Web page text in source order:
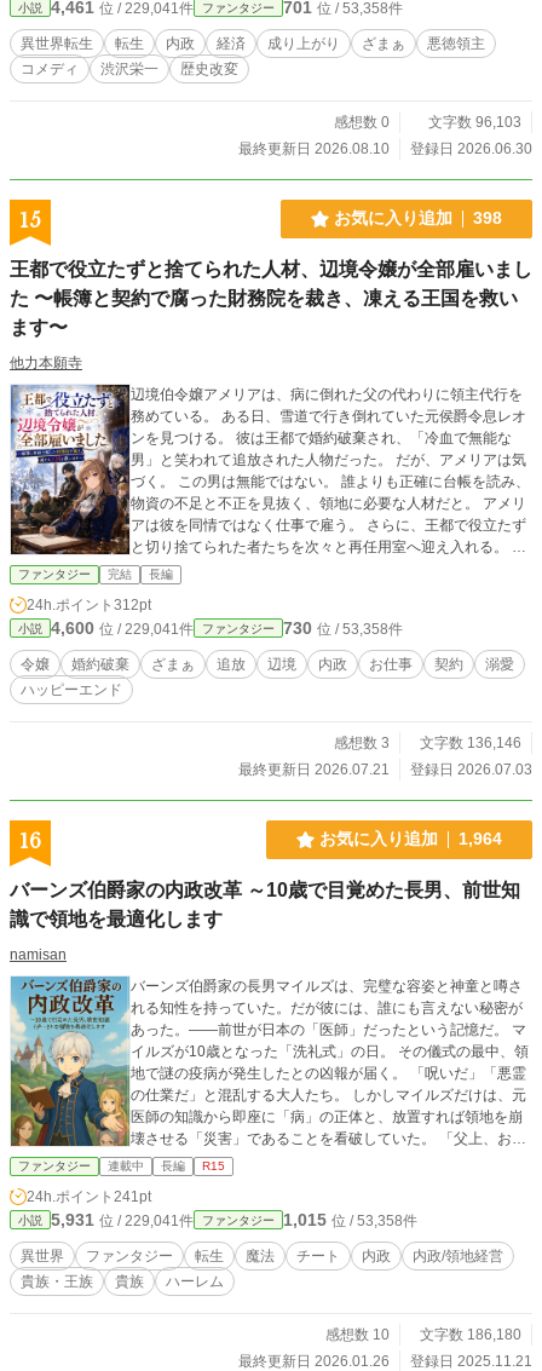
算盤（そろばん）で世界を変える、痛快・内政成り上がり物語。
小説 4,461 位 / 229,041件 ファンタジー 701 位 / 53,358件
異世界転生 転生 内政 経済 成り上がり ざまぁ
悪徳領主
コメディ
渋沢栄一 歴史改変
感想数 0
文字数 96,103
最終更新日 2026.08.10
登録日 2026.06.30
15 お気に入り追加 398
王都で役立たずと捨てられた人材、辺境令嬢が全部雇いまし
た 〜帳簿と契約で腐った財務院を裁き、凍える王国を救い
ます〜
他力本願寺
辺境伯令嬢アメリアは、病に倒れた父の代わりに領主代行を
務めている。 ある日、雪道で行き倒れていた元侯爵令息レオ
ンを見つける。 彼は王都で婚約破棄され、「冷血で無能な
男」と笑われて追放された人物だった。 だが、アメリアは気
づく。 この男は無能ではない。 誰よりも正確に台帳を読み、
物資の不足と不正を見抜く、領地に必要な人材だと。 アメリ
アは彼を同情ではなく仕事で雇う。 さらに、王都で役立たず
と切り捨てられた者たちを次々と再任用室へ迎え入れる。 声
が小さい記録係。 魔力が弱い職人。 臆病者と笑われた元騎
士。 前職を理由に拒まれた会計係。 王都では居場所を失った
彼らだったが、辺境ではそれぞれの力が噛み合い、領民の命
を救っていく。 しかし、彼らの前に立ちはだかるのは、王都
財務院と商会連盟の巨大な不正。 届かない冬越し金。 燃える
王都認証品。 偽装された帳簿。 止められた補給物資。 そし
て、レオンを笑い者にした婚約破棄の裏側。 王都が捨てた人
ファンタジー 完結 長編
24h.ポイント 312pt
小説 4,600 位 / 229,041件 ファンタジー 730 位 / 53,358件
令嬢 婚約破棄 ざまぁ 追放 辺境 内政 お仕事 契約
溺愛
ハッピーエンド
感想数 3
文字数 136,146
最終更新日 2026.07.21
登録日 2026.07.03
16 お気に入り追加 1,964
バーンズ伯爵家の内政改革 ～10歳で目覚めた長男、前世知
識で領地を最適化します
namisan
バーンズ伯爵家の長男マイルズは、完璧な容姿と神童と噂さ
れる知性を持っていた。だが彼には、誰にも言えない秘密が
あった。――前世が日本の「医師」だったという記憶だ。 マ
イルズが10歳となった「洗礼式」の日。 その儀式の最中、領
地で謎の疫病が発生したとの凶報が届く。 「呪いだ」「悪霊
の仕業だ」と混乱する大人たち。 しかしマイルズだけは、元
医師の知識から即座に「病」の正体と、放置すれば領地を崩
壊させる「災害」であることを看破していた。 「父上、お待
ちください。それは呪いではありませぬ。……対処法がわか
ります」 公衆衛生の確立を皮切りに、マイルズは領地に潜む
様々な「病巣」――非効率な農業、停滞する経済、旧態依然
としたインフラ――に気づいていく。 前世の知識を総動員
し、10歳の少年が領地を豊かに変えていく。 これは、一人の
転生貴族が挑む、本格・異世界領地改革（内政）ファンタジ
ー。
ファンタジー 連載中 長編 R15
24h.ポイント 241pt
小説 5,931 位 / 229,041件 ファンタジー 1,015 位 / 53,358件
異世界 ファンタジー 転生 魔法 チート 内政
内政/領地経営
貴族・王族
貴族 ハーレム
感想数 10
文字数 186,180
最終更新日 2026.01.26
登録日 2025.11.21